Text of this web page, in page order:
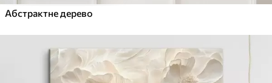
Абстрактне дерево